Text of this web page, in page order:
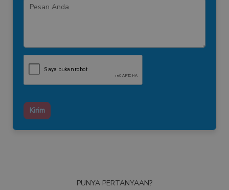
Kirim
PUNYA PERTANYAAN?